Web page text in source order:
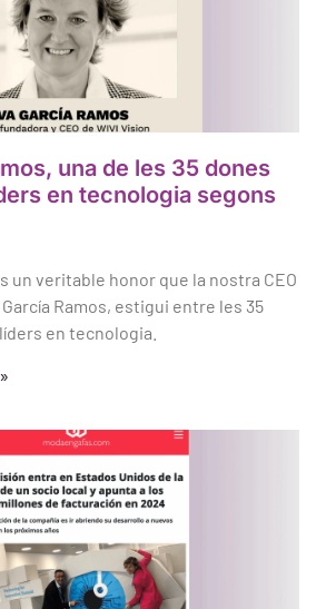
una de les 35 dones
en tecnologia segons
un veritable honor que la nostra CEO
Ramos, estigui entre les 35
en tecnologia.